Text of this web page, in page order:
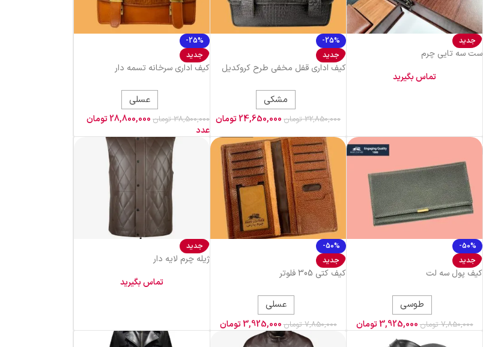
جدید
ست سه تایی چرم
تماس بگیرید
-25%
جدید
کیف اداری قفل مخفی طرح کروکدیل
مشکی
32,850,000 تومان 24,650,000تومان
-25%
جدید
کیف اداری سرخانه تسمه دار
عسلی
38,500,000 تومان 28,800,000تومان
عدد
-50%
جدید
کیف پول سه لت
طوسی
7,850,000 تومان3,925,000تومان
-50%
جدید
کیف کتی 305 فلوتر
عسلی
7,850,000 تومان3,925,000تومان
جدید
ژیله چرم لایه دار
تماس بگیرید